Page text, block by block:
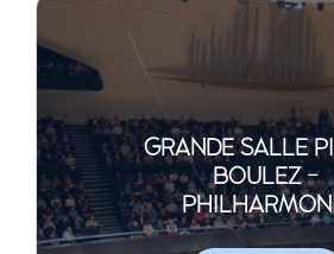
GRANDE SALLE
BOULEZ -